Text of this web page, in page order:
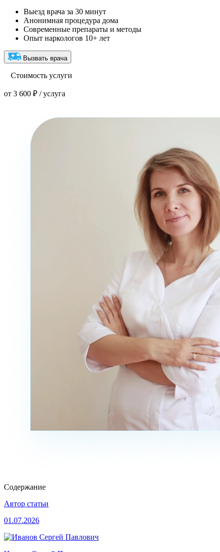
Выезд врача за 30 минут
Анонимная процедура дома
Современные препараты и методы
Опыт наркологов 10+ лет
Вызвать врача
Стоимость услуги
от 3 600 ₽ / услуга
Содержание
Автор статьи
01.07.2026